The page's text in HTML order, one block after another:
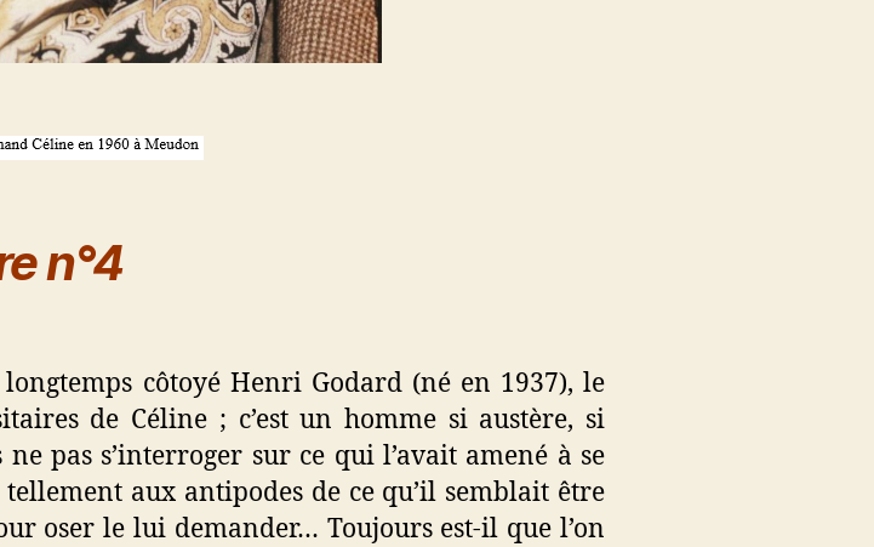
n°4
côtoyé Henri Godard (né en 1937), le
de Céline ; c’est un homme si austère, si
pas s’interroger sur ce qui l’avait amené à se
aux antipodes de ce qu’il semblait être
oser le lui demander… Toujours est-il que l’on